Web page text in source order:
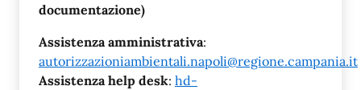
documentazione)
Assistenza amministrativa:
autorizzazioniambientali.napoli@regione.campania.it
Assistenza help desk: hd-